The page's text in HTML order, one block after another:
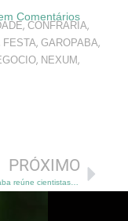
Comentários
, CONFRARIA,
FESTA, GAROPABA,
, NEXUM,
PRÓXIMO
TEDx Garopaba reúne cientistas, lideranças comunitárias e inovadores em edição histórica sobre clima e regeneração